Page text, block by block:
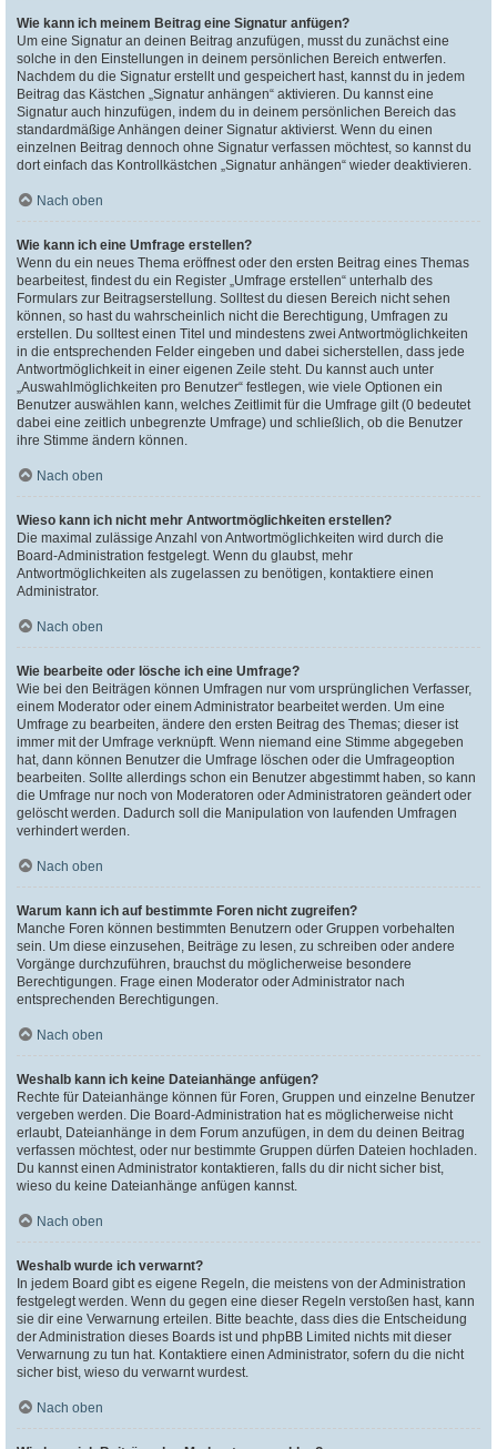
Wie kann ich meinem Beitrag eine Signatur anfügen?
Um eine Signatur an deinen Beitrag anzufügen, musst du zunächst eine
solche in den Einstellungen in deinem persönlichen Bereich entwerfen.
Nachdem du die Signatur erstellt und gespeichert hast, kannst du in jedem
Beitrag das Kästchen „Signatur anhängen“ aktivieren. Du kannst eine
Signatur auch hinzufügen, indem du in deinem persönlichen Bereich das
standardmäßige Anhängen deiner Signatur aktivierst. Wenn du einen
einzelnen Beitrag dennoch ohne Signatur verfassen möchtest, so kannst du
dort einfach das Kontrollkästchen „Signatur anhängen“ wieder deaktivieren.
Nach oben
Wie kann ich eine Umfrage erstellen?
Wenn du ein neues Thema eröffnest oder den ersten Beitrag eines Themas
bearbeitest, findest du ein Register „Umfrage erstellen“ unterhalb des
Formulars zur Beitragserstellung. Solltest du diesen Bereich nicht sehen
können, so hast du wahrscheinlich nicht die Berechtigung, Umfragen zu
erstellen. Du solltest einen Titel und mindestens zwei Antwortmöglichkeiten
in die entsprechenden Felder eingeben und dabei sicherstellen, dass jede
Antwortmöglichkeit in einer eigenen Zeile steht. Du kannst auch unter
„Auswahlmöglichkeiten pro Benutzer“ festlegen, wie viele Optionen ein
Benutzer auswählen kann, welches Zeitlimit für die Umfrage gilt (0 bedeutet
dabei eine zeitlich unbegrenzte Umfrage) und schließlich, ob die Benutzer
ihre Stimme ändern können.
Nach oben
Wieso kann ich nicht mehr Antwortmöglichkeiten erstellen?
Die maximal zulässige Anzahl von Antwortmöglichkeiten wird durch die
Board-Administration festgelegt. Wenn du glaubst, mehr
Antwortmöglichkeiten als zugelassen zu benötigen, kontaktiere einen
Administrator.
Nach oben
Wie bearbeite oder lösche ich eine Umfrage?
Wie bei den Beiträgen können Umfragen nur vom ursprünglichen Verfasser,
einem Moderator oder einem Administrator bearbeitet werden. Um eine
Umfrage zu bearbeiten, ändere den ersten Beitrag des Themas; dieser ist
immer mit der Umfrage verknüpft. Wenn niemand eine Stimme abgegeben
hat, dann können Benutzer die Umfrage löschen oder die Umfrageoption
bearbeiten. Sollte allerdings schon ein Benutzer abgestimmt haben, so kann
die Umfrage nur noch von Moderatoren oder Administratoren geändert oder
gelöscht werden. Dadurch soll die Manipulation von laufenden Umfragen
verhindert werden.
Nach oben
Warum kann ich auf bestimmte Foren nicht zugreifen?
Manche Foren können bestimmten Benutzern oder Gruppen vorbehalten
sein. Um diese einzusehen, Beiträge zu lesen, zu schreiben oder andere
Vorgänge durchzuführen, brauchst du möglicherweise besondere
Berechtigungen. Frage einen Moderator oder Administrator nach
entsprechenden Berechtigungen.
Nach oben
Weshalb kann ich keine Dateianhänge anfügen?
Rechte für Dateianhänge können für Foren, Gruppen und einzelne Benutzer
vergeben werden. Die Board-Administration hat es möglicherweise nicht
erlaubt, Dateianhänge in dem Forum anzufügen, in dem du deinen Beitrag
verfassen möchtest, oder nur bestimmte Gruppen dürfen Dateien hochladen.
Du kannst einen Administrator kontaktieren, falls du dir nicht sicher bist,
wieso du keine Dateianhänge anfügen kannst.
Nach oben
Weshalb wurde ich verwarnt?
In jedem Board gibt es eigene Regeln, die meistens von der Administration
festgelegt werden. Wenn du gegen eine dieser Regeln verstoßen hast, kann
sie dir eine Verwarnung erteilen. Bitte beachte, dass dies die Entscheidung
der Administration dieses Boards ist und phpBB Limited nichts mit dieser
Verwarnung zu tun hat. Kontaktiere einen Administrator, sofern du die nicht
sicher bist, wieso du verwarnt wurdest.
Nach oben